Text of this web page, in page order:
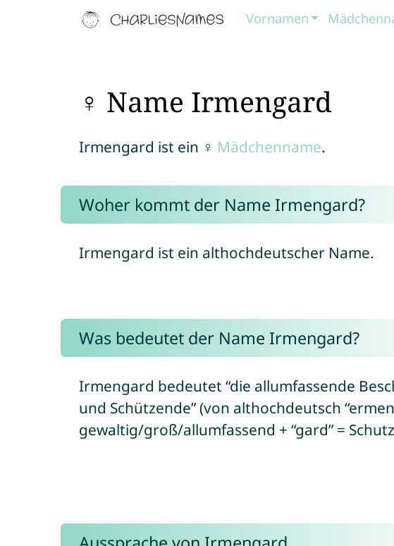
Vornamen
♀ Name Irmengard
Irmengard ist ein ♀ Mädchenname.
Woher kommt der Name Irmengard?
Irmengard ist ein althochdeutscher Name.
Was bedeutet der Name Irmengard?
Irmengard bedeutet “die allumfassende
und Schützende” (von althochdeutsch
gewaltig/groß/allumfassend + “gard” =